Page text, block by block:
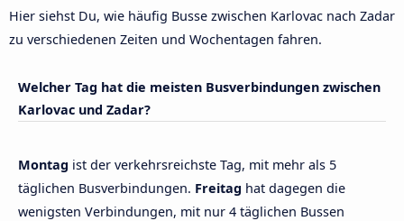
Hier siehst Du, wie häufig Busse zwischen Karlovac nach Zadar
zu verschiedenen Zeiten und Wochentagen fahren.
Welcher Tag hat die meisten Busverbindungen zwischen
Karlovac und Zadar?
Montag ist der verkehrsreichste Tag, mit mehr als 5
täglichen Busverbindungen. Freitag hat dagegen die
wenigsten Verbindungen, mit nur 4 täglichen Bussen